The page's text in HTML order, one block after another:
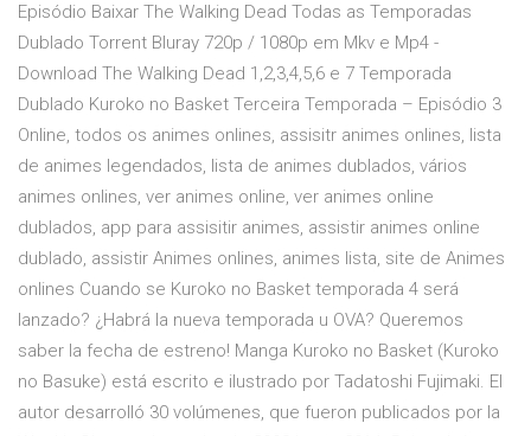
Episódio Baixar The Walking Dead Todas as Temporadas
Dublado Torrent Bluray 720p / 1080p em Mkv e Mp4 -
Download The Walking Dead 1,2,3,4,5,6 e 7 Temporada
Dublado Kuroko no Basket Terceira Temporada – Episódio 3
Online, todos os animes onlines, assisitr animes onlines, lista
de animes legendados, lista de animes dublados, vários
animes onlines, ver animes online, ver animes online
dublados, app para assisitir animes, assistir animes online
dublado, assistir Animes onlines, animes lista, site de Animes
onlines Cuando se Kuroko no Basket temporada 4 será
lanzado? ¿Habrá la nueva temporada u OVA? Queremos
saber la fecha de estreno! Manga Kuroko no Basket (Kuroko
no Basuke) está escrito e ilustrado por Tadatoshi Fujimaki. El
autor desarrolló 30 volúmenes, que fueron publicados por la